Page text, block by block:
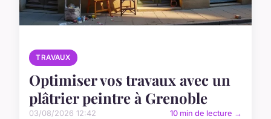
TRAVAUX
Optimiser vos travaux avec un
plâtrier peintre à Grenoble
03/08/2026 12:42 10 min de lecture →